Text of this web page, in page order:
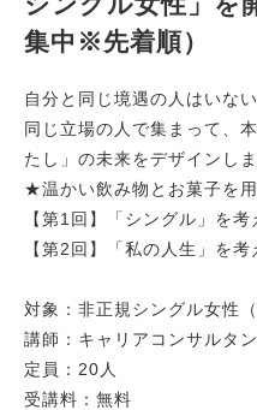
集中※先着順）
自分と同じ境遇の人はいな
同じ立場の人で集まって、
たし」の未来をデザインしま
★温かい飲み物とお菓子を
【第1回】「シングル」を考
【第2回】「私の人生」を考
対象：非正規シングル女性
講師：キャリアコンサル
定員：20人
受講料：無料